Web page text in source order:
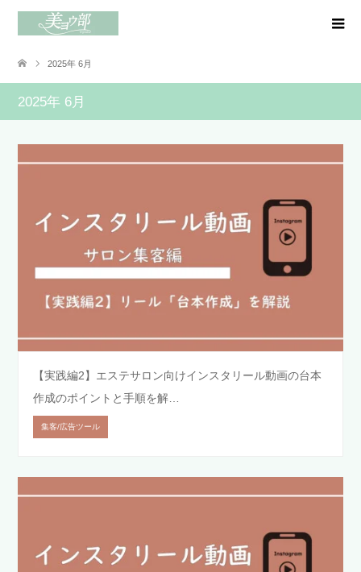
2025年 6月
2025年 6月
【実践編2】エステサロン向けインスタリール動画の台本
作成のポイントと手順を解…
集客/広告ツール